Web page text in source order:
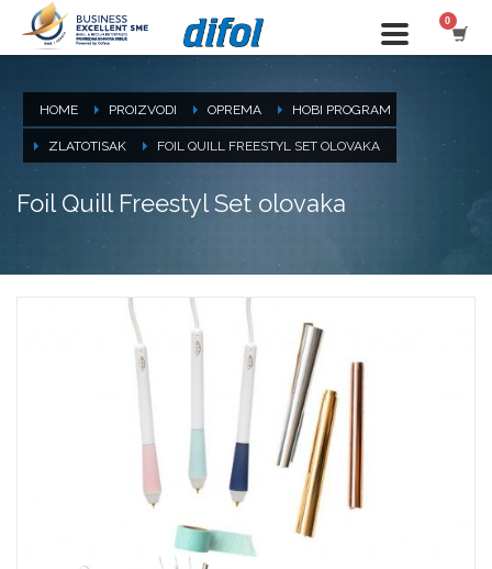
HOME PROIZVODI OPREMA HOBI PROGRAM
ZLATOTISAK FOIL QUILL FREESTYL SET OLOVAKA
Foil Quill Freestyl Set olovaka